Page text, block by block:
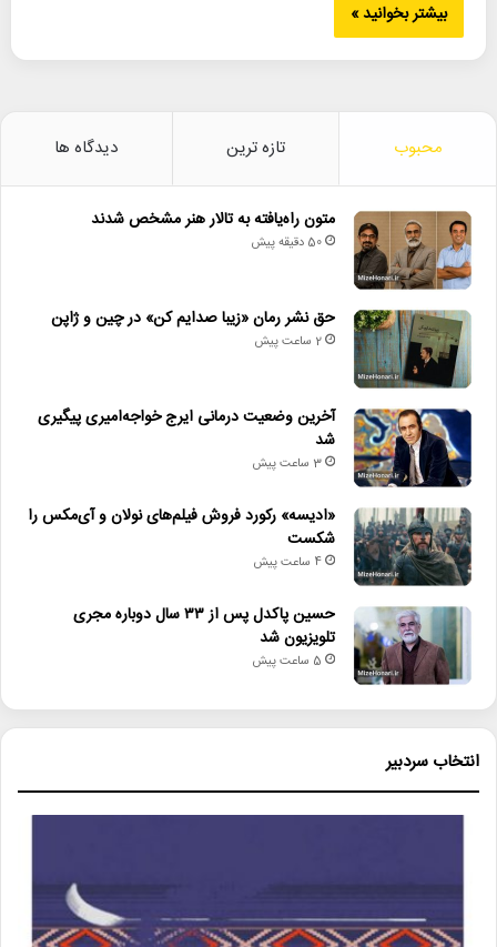
بیشتر بخوانید »
محبوب تازه ترین دیدگاه ها
متون راه‌یافته به تالار هنر مشخص شدند
50 دقیقه پیش
حق نشر رمان «زیبا صدایم کن» در چین و ژاپن
2 ساعت پیش
آخرین وضعیت درمانی ایرج خواجه‌امیری پیگیری
شد
3 ساعت پیش
«ادیسه» رکورد فروش فیلم‌های نولان و آی‌مکس را
شکست
4 ساعت پیش
حسین پاکدل پس از ۳۳ سال دوباره مجری
تلویزیون شد
5 ساعت پیش
انتخاب سردبیر